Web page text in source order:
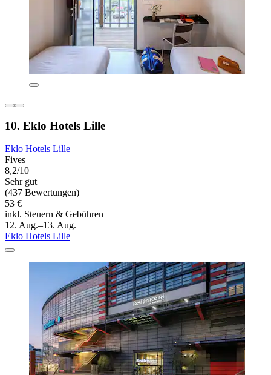
10. Eklo Hotels Lille
Eklo Hotels Lille
Fives
8,2/10
Sehr gut
(437 Bewertungen)
53 €
inkl. Steuern & Gebühren
12. Aug.–13. Aug.
Eklo Hotels Lille